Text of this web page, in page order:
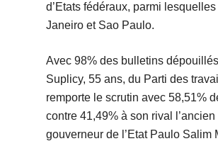
d’Etats fédéraux, parmi
Janeiro et Sao Paulo.
Avec 98% des bulletins
Suplicy, 55 ans, du Parti des
remporte le scrutin avec 58,51%
contre 41,49% à son rival l’ancien
gouverneur de l’Etat Paulo Salim